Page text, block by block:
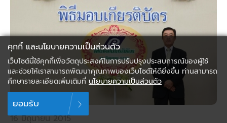
16 มิถุนายน 2015
คุกกี้ และนโยบายความเป็นส่วนตัว
เว็บไซต์นี้ใช้คุกกี้เพื่อวัตถุประสงค์ในการปรับปรุงประสบการณ์ของผู้ใช้
และช่วยให้เราสามารถพัฒนาคุณภาพของเว็บไซต์ให้ดียิ่งขึ้น ท่านสามารถ
ศึกษารายละเอียดเพิ่มเติมที่ นโยบายความเป็นส่วนตัว
ยอมรับ